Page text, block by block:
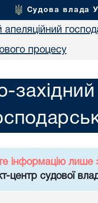
Судова влада
апеляційний
процесу
інформацію лише
центр судової